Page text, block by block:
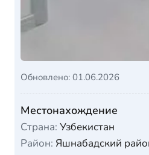
Обновлено: 01.06.2026
Местонахождение
Страна: Узбекистан
Район: Яшнабадский